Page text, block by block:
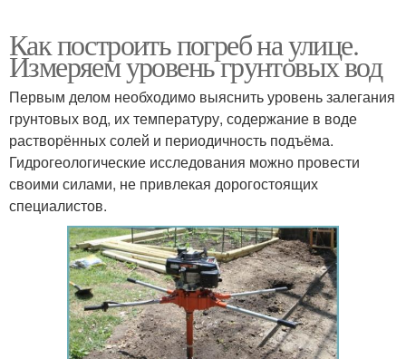
Как построить погреб на улице.
Измеряем уровень грунтовых вод
Первым делом необходимо выяснить уровень залегания
грунтовых вод, их температуру, содержание в воде
растворённых солей и периодичность подъёма.
Гидрогеологические исследования можно провести
своими силами, не привлекая дорогостоящих
специалистов.